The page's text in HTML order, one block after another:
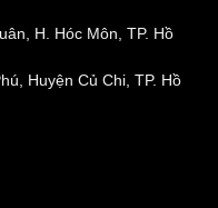
H. Hóc Môn, TP. Hồ
Huyện Củ Chi, TP. Hồ